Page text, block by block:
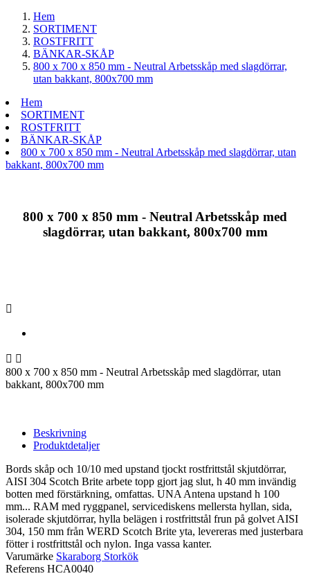
Hem
SORTIMENT
ROSTFRITT
BÄNKAR-SKÅP
800 x 700 x 850 mm - Neutral Arbetsskåp med slagdörrar,
utan bakkant, 800x700 mm
Hem
SORTIMENT
ROSTFRITT
BÄNKAR-SKÅP
800 x 700 x 850 mm - Neutral Arbetsskåp med slagdörrar, utan
bakkant, 800x700 mm
800 x 700 x 850 mm - Neutral Arbetsskåp med
slagdörrar, utan bakkant, 800x700 mm

 
800 x 700 x 850 mm - Neutral Arbetsskåp med slagdörrar, utan
bakkant, 800x700 mm
Beskrivning
Produktdetaljer
Bords skåp och 10/10 med upstand tjockt rostfrittstål skjutdörrar,
AISI 304 Scotch Brite arbete topp gjort jag slut, h 40 mm invändig
botten med förstärkning, omfattas. UNA Antena upstand h 100
mm... RAM med ryggpanel, servicediskens mellersta hyllan, sida,
isolerade skjutdörrar, hylla belägen i rostfrittstål frun på golvet AISI
304, 150 mm från WERD Scotch Brite yta, levereras med justerbara
fötter i rostfrittstål och nylon. Inga vassa kanter.
Varumärke Skaraborg Storkök
Referens HCA0040